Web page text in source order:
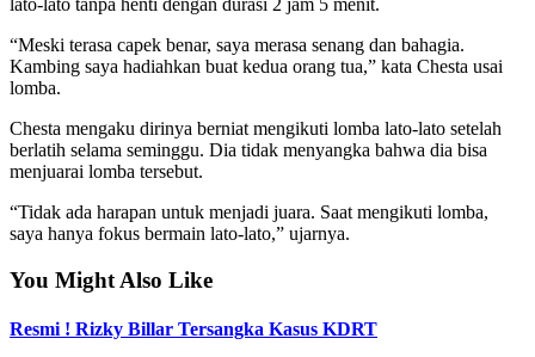
“Meski terasa capek benar, saya merasa senang dan bahagia.
Kambing saya hadiahkan buat kedua orang tua,” kata Chesta usai
lomba.
Chesta mengaku dirinya berniat mengikuti lomba lato-lato setelah
berlatih selama seminggu. Dia tidak menyangka bahwa dia bisa
menjuarai lomba tersebut.
“Tidak ada harapan untuk menjadi juara. Saat mengikuti lomba,
saya hanya fokus bermain lato-lato,” ujarnya.
You Might Also Like
Resmi ! Rizky Billar Tersangka Kasus KDRT